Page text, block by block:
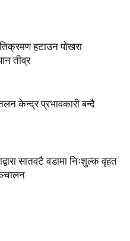
हटाउन पोखरा
तीव्र
केन्द्र प्रभावकारी बन्दै
सातवटै वडामा निःशुल्क वृहत